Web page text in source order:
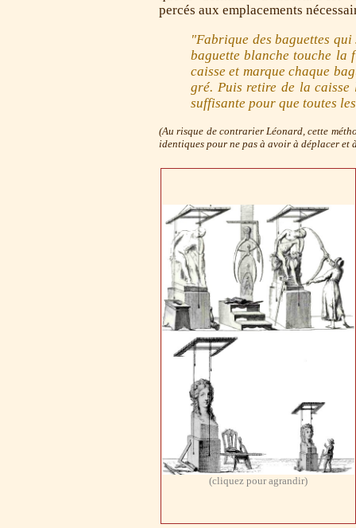
percés aux emplacements
"Fabrique des baguettes
baguette blanche touche la
caisse et marque chaque
gré. Puis retire de la
suffisante pour que toutes
(Au risque de contrarier Léonard, cette
identiques pour ne pas à avoir à déplacer et
(cliquez pour agrandir)